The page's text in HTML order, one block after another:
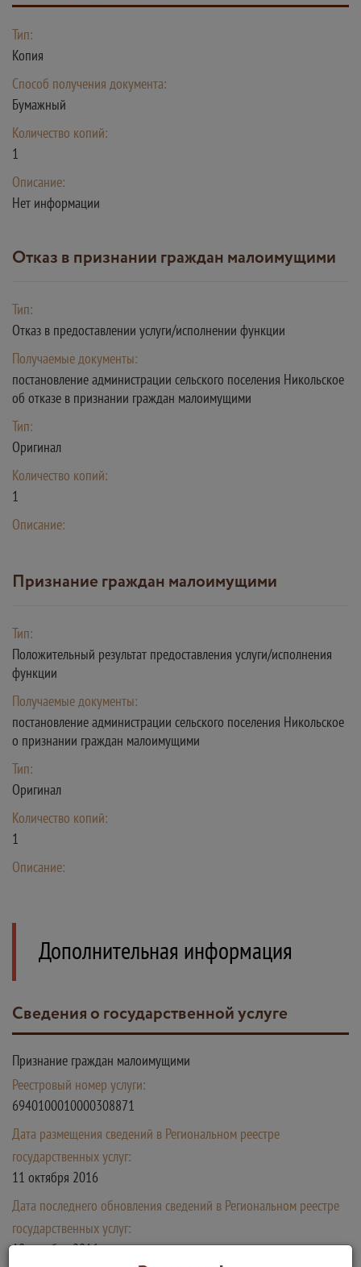
Тип:
Копия
Способ получения документа:
Бумажный
Количество копий:
1
Описание:
Нет информации
Отказ в признании граждан малоимущими
Тип:
Отказ в предоставлении услуги/исполнении функции
Получаемые документы:
постановление администрации сельского поселения Никольское
об отказе в признании граждан малоимущими
Тип:
Оригинал
Количество копий:
1
Описание:
Признание граждан малоимущими
Тип:
Положительный результат предоставления услуги/исполнения
функции
Получаемые документы:
постановление администрации сельского поселения Никольское
о признании граждан малоимущими
Тип:
Оригинал
Количество копий:
1
Описание:
Дополнительная информация
Сведения о государственной услуге
Признание граждан малоимущими
Реестровый номер услуги:
6940100010000308871
Дата размещения сведений в Региональном реестре
государственных услуг:
11 октября 2016
Дата последнего обновления сведений в Региональном реестре
государственных услуг:
18 октября 2016